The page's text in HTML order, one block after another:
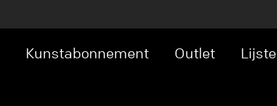
Kunstabonnement Outlet